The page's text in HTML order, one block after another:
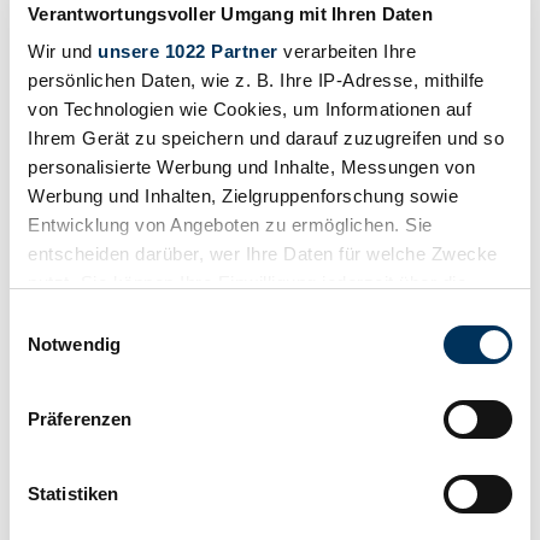
Verantwortungsvoller Umgang mit Ihren Daten
Wir und unsere 1022 Partner verarbeiten Ihre
persönlichen Daten, wie z. B. Ihre IP-Adresse, mithilfe
von Technologien wie Cookies, um Informationen auf
Ihrem Gerät zu speichern und darauf zuzugreifen und so
personalisierte Werbung und Inhalte, Messungen von
Werbung und Inhalten, Zielgruppenforschung sowie
Entwicklung von Angeboten zu ermöglichen. Sie
entscheiden darüber, wer Ihre Daten für welche Zwecke
Trigger Symbol ändern oder widerrufen
Informationen über Ihre geografische Lage
können
Notwendig
Präferenzen
Statistiken
390 / 530
Afficher le véhicule